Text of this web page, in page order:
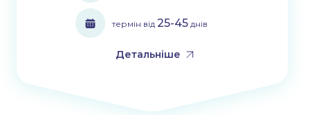
термін від 25-45днів
Детальніше